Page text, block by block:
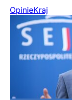
OpinieKraj